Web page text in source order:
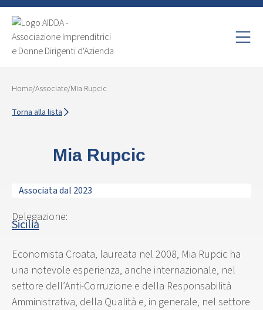
Home/Associate/Mia Rupcic
Torna alla lista
Mia Rupcic
Associata dal 2023
Delegazione:
Sicilia
Economista Croata, laureata nel 2008, Mia Rupcic ha
una notevole esperienza, anche internazionale, nel
settore dell’Anti-Corruzione e della Responsabilità
Amministrativa, della Qualità e, in generale, nel settore